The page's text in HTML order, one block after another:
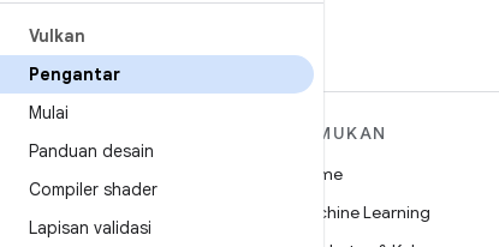
Vulkan
Pengantar
Mulai
Panduan desain
Compiler shader
Lapisan validasi
TENTANG ANDROID
Android
Android untuk Perusahaan
TEMUKAN
Game
Machine Learning